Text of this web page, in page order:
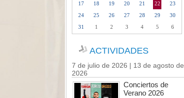
17
18 19 20 21 22
23
24
25 26 27 28 29
30
31
1 2 3 4 5 6
ACTIVIDADES
7 de julio de 2026 | 13 de agosto de
2026
Conciertos de
Verano 2026